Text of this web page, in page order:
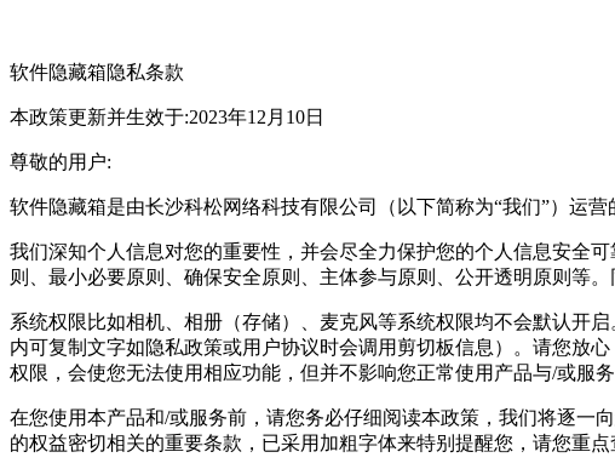
软件隐藏箱隐私条款
本政策更新并生效于:2023年12月10日
尊敬的用户:
软件隐藏箱是由长沙科松网络科技有限公司（以下简称为“我们”）运
我们深知个人信息对您的重要性，并会尽全力保护您的个人信息安全
则、最小必要原则、确保安全原则、主体参与原则、公开透明原则等
系统权限比如相机、相册（存储）、麦克风等系统权限均不会默认开
内可复制文字如隐私政策或用户协议时会调用剪切板信息）。请您放
权限，会使您无法使用相应功能，但并不影响您正常使用产品与/或服务
在您使用本产品和/或服务前，请您务必仔细阅读本政策，我们将逐一
的权益密切相关的重要条款，已采用加粗字体来特别提醒您，请您重点